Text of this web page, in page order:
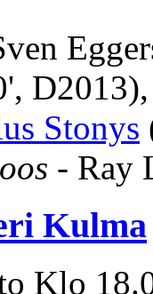
Stonys
- Ray
Kulma
Klo